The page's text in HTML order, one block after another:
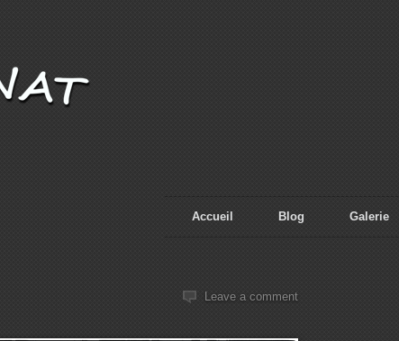
Accueil Blog Galerie
Leave a comment